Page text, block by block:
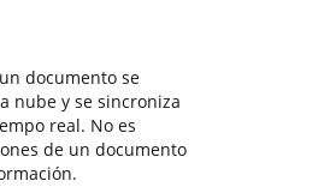
documento se
nube y se sincroniza
real. No es
de un documento